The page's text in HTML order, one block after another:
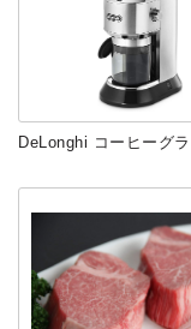
DeLonghi コーヒーグ